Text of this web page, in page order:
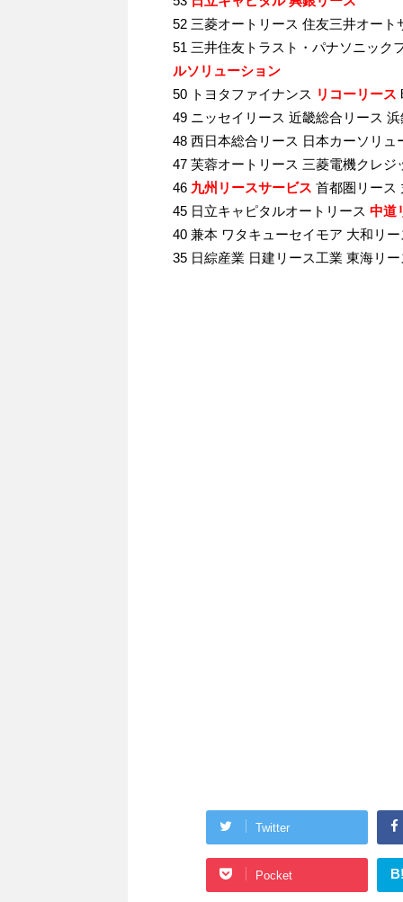
52 三菱オートリース 住友三井オート
51 三井住友トラスト・パナソニック
ルソリューション
50 トヨタファイナンス リコーリース
49 ニッセイリース 近畿総合リース
48 西日本総合リース 日本カーソリュ
47 芙蓉オートリース 三菱電機クレジ
46 九州リースサービス 首都圏リース
45 日立キャピタルオートリース 中道
40 兼本 ワタキューセイモア 大和リ
35 日綜産業 日建リース工業 東海リ
Twitter
Pocket B!